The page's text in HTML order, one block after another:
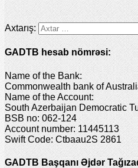
Axtarış:
GADTB hesab nömrəsi:
Name of the Bank:
Commonwealth bank of
Name of the Account:
South Azerbaijan Democratic
BSB no: 062-124
Account number: 11445113
Swift Code: Ctbaau2S 2861
GADTB Başqanı Əjdər